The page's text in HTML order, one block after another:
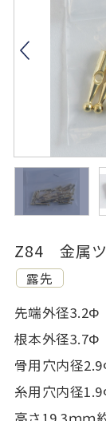
Z84 金属
露先
先端外径3.2Φ
根本外径3.7Φ
骨用穴内径
糸用穴内径